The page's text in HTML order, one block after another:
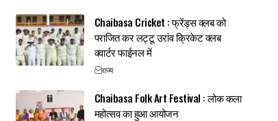
Chaibasa Cricket : फ्रेंड्स क्लब को
पराजित कर लट्टू उरांव क्रिकेट क्लब
क्वार्टर फाईनल में
राज्य
Chaibasa Folk Art Festival : लोक कला
महोत्सव का हुआ आयोजन